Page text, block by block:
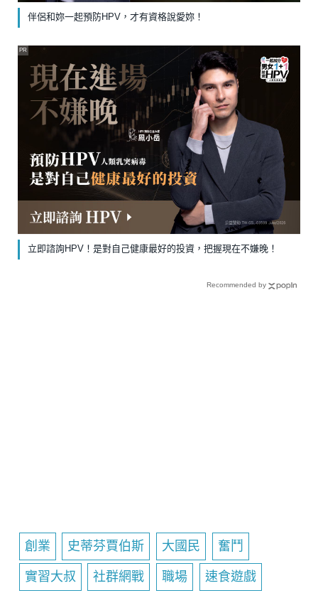
伴侶和妳一起預防HPV，才有資格說愛妳！
立即諮詢HPV！是對自己健康最好的投資，把握現在不嫌晚！
PR
Recommended by
創業 史蒂芬賈伯斯 大國民 奮鬥
實習大叔 社群網戰 職場 速食遊戲